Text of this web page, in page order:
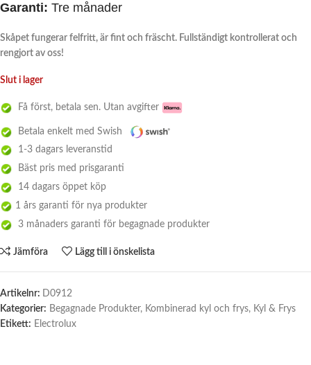
Garanti: Tre månader
Skåpet fungerar felfritt, är fint och fräscht. Fullständigt kontrollerat och
rengjort av oss!
Slut i lager
Få först, betala sen. Utan avgifter
Betala enkelt med Swish
1-3 dagars leveranstid
Bäst pris med prisgaranti
14 dagars öppet köp
1 års garanti för nya produkter
3 månaders garanti för begagnade produkter
Jämföra Lägg till i önskelista
Artikelnr: D0912
Kategorier: Begagnade Produkter, Kombinerad kyl och frys, Kyl & Frys
Etikett: Electrolux